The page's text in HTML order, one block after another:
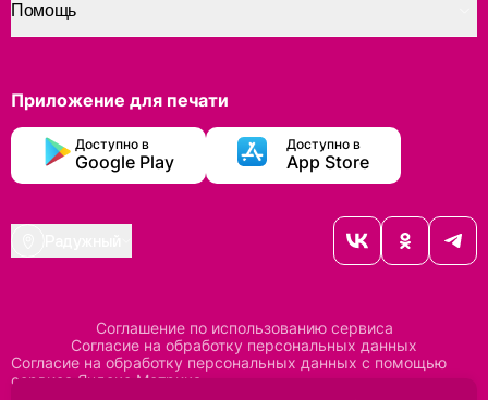
Помощь
Приложение для печати
Доступно в
Google Play
Доступно в
App Store
Соглашение по использованию сервиса
Согласие на обработку персональных данных
Согласие на обработку персональных данных с помощью
сервиса Яндекс Метрика